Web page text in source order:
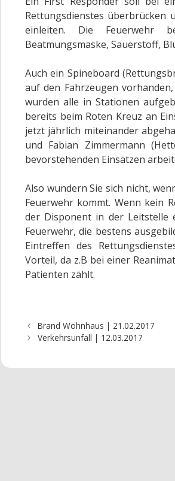
Rettungsdienstes überbrücken
einleiten. Die Feuerwehr
Beatmungsmaske, Sauerstoff,
Auch ein Spineboard
auf den Fahrzeugen
wurden alle in Stationen
bereits beim Roten Kreuz an
jetzt jährlich miteinander
und Fabian Zimmermann
bevorstehenden Einsätzen
Also wundern Sie sich nicht,
Feuerwehr kommt. Wenn kein
der Disponent in der
Feuerwehr, die bestens
Eintreffen des
Vorteil, da z.B bei einer
Patienten zählt.
Brand Wohnhaus | 21.02.2017
Verkehrsunfall | 12.03.2017